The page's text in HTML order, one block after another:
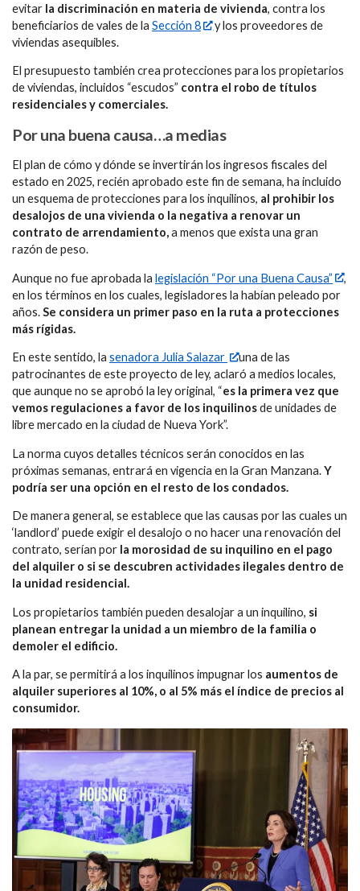
evitar la discriminación en materia de vivienda, contra los
beneficiarios de vales de la Sección 8
y los proveedores de
viviendas asequibles.
El presupuesto también crea protecciones para los propietarios
de viviendas, incluidos “escudos” contra el robo de títulos
residenciales y comerciales.
Por una buena causa…a medias
El plan de cómo y dónde se invertirán los ingresos fiscales del
estado en 2025, recién aprobado este fin de semana, ha incluido
un esquema de protecciones para los inquilinos, al prohibir los
desalojos de una vivienda o la negativa a renovar un
contrato de arrendamiento,a menos que exista una gran
razón de peso.
Aunque no fue aprobada la legislación “Por una Buena Causa”
,
en los términos en los cuales, legisladores la habían peleado por
años.Se considera un primer paso en la ruta a protecciones
más rígidas.
En este sentido, la senadora Julia Salazar
una de las
patrocinantes de este proyecto de ley, aclaró a medios locales,
que aunque no se aprobó la ley original, “es la primera vez que
vemos regulaciones a favor de los inquilinosde unidades de
libre mercado en la ciudad de Nueva York”.
La norma cuyos detalles técnicos serán conocidos en las
próximas semanas, entrará en vigencia en la Gran Manzana.Y
podría ser una opción en el resto de los condados.
De manera general, se establece que las causas por las cuales un
‘landlord’ puede exigir el desalojo o no hacer una renovación del
contrato, serían por la morosidad de su inquilino en el pago
del alquiler o si se descubren actividades ilegales dentro de
la unidad residencial.
Los propietarios también pueden desalojar a un inquilino, si
planean entregar la unidad a un miembro de la familia o
demoler el edificio.
A la par, se permitirá a los inquilinos impugnar los aumentos de
alquiler superiores al 10%, o al 5% más el índice de precios al
consumidor.